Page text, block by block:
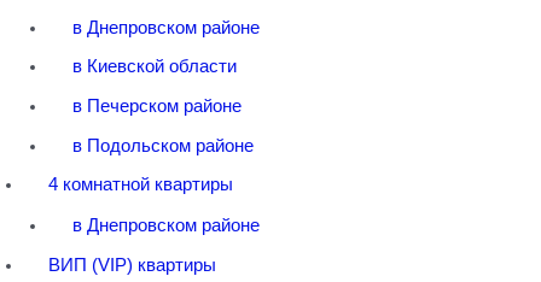
в Днепровском районе
в Киевской области
в Печерском районе
в Подольском районе
4 комнатной квартиры
в Днепровском районе
ВИП (VIP) квартиры